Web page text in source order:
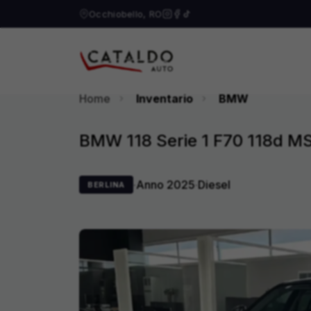
Occhiobello, RO
Home Inventario BMW
BMW 118 Serie 1 F70 118d
BERLINA Anno 2025· Diesel